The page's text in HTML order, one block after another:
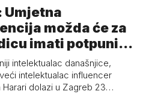
Umjetna
možda će za
imati potpuni
čovje…
intelektualac današnjice,
intelektualac influencer
Harari dolazi u Zagreb 23…